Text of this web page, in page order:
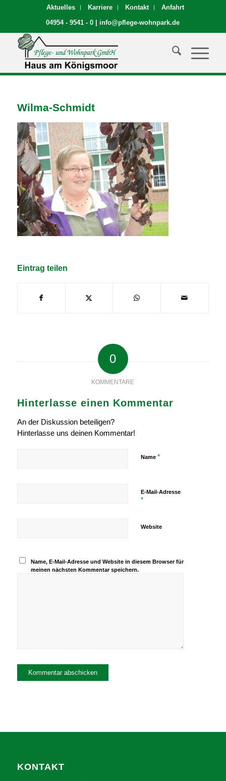
Aktuelles Karriere Kontakt
Anfahrt
04954 - 9541 - 0
info@pflege-wohnpark.de
Wilma-Schmidt
Eintrag teilen
0
KOMMENTARE
Hinterlasse einen Kommentar
An der Diskussion beteiligen?
Hinterlasse uns deinen Kommentar!
Name *
E-Mail-Adresse
*
Website
Name, E-Mail-Adresse und Website in diesem Browser für
meinen nächsten Kommentar speichern.
KONTAKT